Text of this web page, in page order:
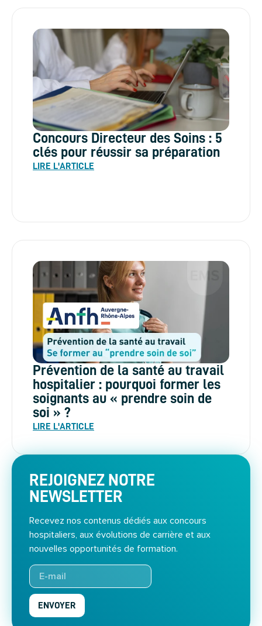
Concours Directeur des Soins : 5
clés pour réussir sa préparation
LIRE L'ARTICLE
Prévention de la santé au travail
hospitalier : pourquoi former les
soignants au « prendre soin de
soi » ?
LIRE L'ARTICLE
REJOIGNEZ NOTRE
NEWSLETTER
Recevez nos contenus dédiés aux concours
hospitaliers, aux évolutions de carrière et aux
nouvelles opportunités de formation.
ENVOYER